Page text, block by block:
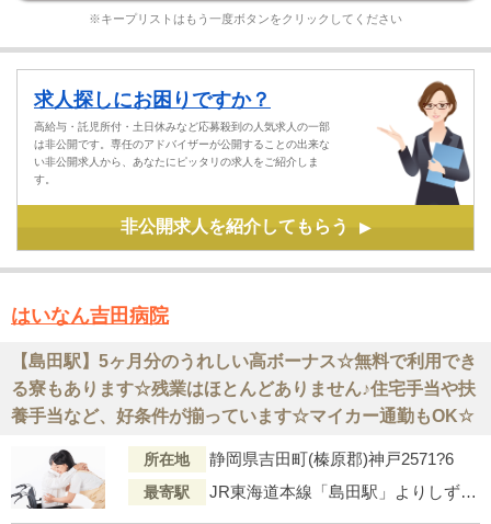
※キープリストはもう一度ボタンをクリックしてください
求人探しにお困りですか？
高給与・託児所付・土日休みなど応募殺到の人気求人の一部
は非公開です。専任のアドバイザーが公開することの出来な
い非公開求人から、あなたにピッタリの求人をご紹介しま
す。
非公開求人を紹介してもらう ▶
はいなん吉田病院
【島田駅】5ヶ月分のうれしい高ボーナス☆無料で利用でき
る寮もあります☆残業はほとんどありません♪住宅手当や扶
養手当など、好条件が揃っています☆マイカー通勤もOK☆
所在地 静岡県吉田町(榛原郡)神戸2571?6
最寄駅 JR東海道本線「島田駅」よりしずてつジャストライン『島田静波線(市民病院?静波海岸・榛原病院)・静波海岸入口』行「神戸」下車徒歩14分